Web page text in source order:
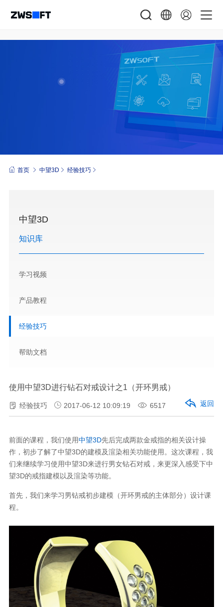
首页 中望3D 经验技巧
中望3D
知识库
学习视频
产品教程
经验技巧
帮助文档
使用中望3D进行钻石对戒设计之1（开环男戒）
经验技巧 2017-06-12 10:09:19 6517 返回
前面的课程，我们使用中望3D先后完成两款金戒指的相关设计操
作，初步了解了中望3D的建模及渲染相关功能使用。这次课程，我
们来继续学习使用中望3D来进行男女钻石对戒，来更深入感受下中
望3D的戒指建模以及渲染等功能。
首先，我们来学习男钻戒初步建模（开环男戒的主体部分）设计课
程。